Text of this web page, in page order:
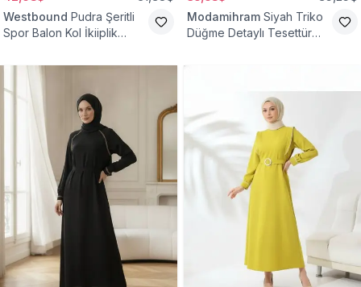
Westbound Pudra Şeritli
Spor Balon Kol İkiiplik
Modamihram Siyah Triko
Düğme Detaylı Tesettür